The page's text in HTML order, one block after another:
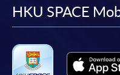
HKU SPACE